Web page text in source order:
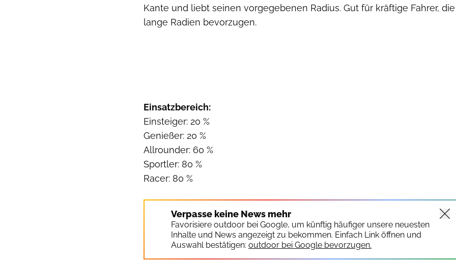
Kante und liebt seinen vorgegebenen Radius. Gut für kräftige Fahrer, die
lange Radien bevorzugen.
Einsatzbereich:
Einsteiger: 20 %
Genießer: 20 %
Allrounder: 60 %
Sportler: 80 %
Racer: 80 %
Verpasse keine News mehr
Favorisiere outdoor bei Google, um künftig häufiger unsere neuesten
Inhalte und News angezeigt zu bekommen. Einfach Link öffnen und
Auswahl bestätigen: outdoor bei Google bevorzugen.